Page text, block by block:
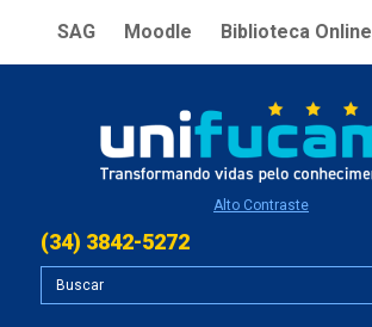
SAG Moodle Biblioteca Online
Alto Contraste
(34) 3842-5272